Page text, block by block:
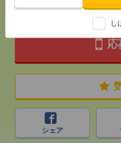
し
応
シェア